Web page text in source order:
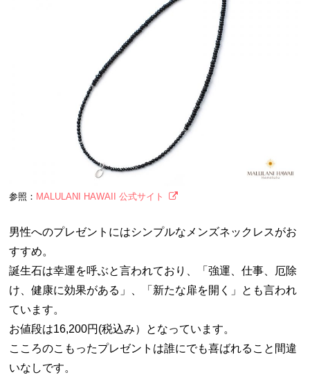
参照： MALULANI HAWAII 公式サイト
男性へのプレゼントにはシンプルなメンズネックレスがお
すすめ。
誕生石は幸運を呼ぶと言われており、「強運、仕事、厄除
け、健康に効果がある」、「新たな扉を開く」とも言われ
ています。
お値段は16,200円(税込み）となっています。
こころのこもったプレゼントは誰にでも喜ばれること間違
いなしです。